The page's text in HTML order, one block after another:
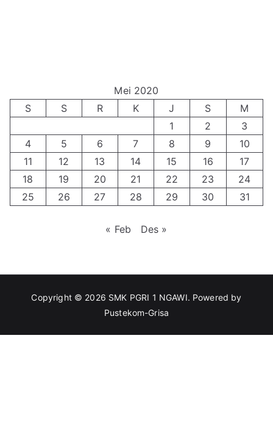
Mei 2020
S
S R K J S
M
1
2
3
4
5 6 7 8 9
10
11
12 13 14 15 16
17
18
19 20 21 22 23
24
25
26 27 28 29 30 31
« Feb Des »
Copyright © 2026 SMK PGRI 1 NGAWI. Powered by
Pustekom-Grisa